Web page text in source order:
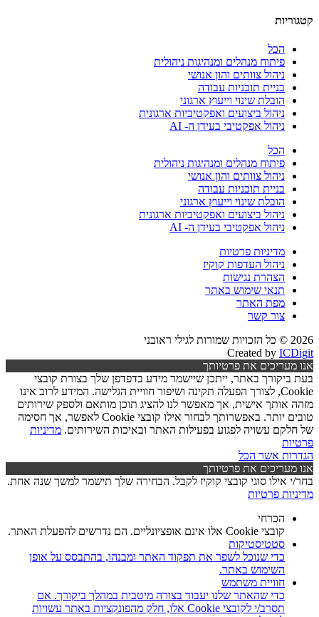
קטגוריות
הכל
פיתוח מנהלים ומנהיגות ניהולית
ניהול צוותים והון אנושי
בניית תוכניות עבודה
הובלת שינוי וייעוץ ארגוני
ניהול ביצועים ואפקטיביות ארגונית
ניהול אפקטיבי בעידן ה- AI
הכל
פיתוח מנהלים ומנהיגות ניהולית
ניהול צוותים והון אנושי
בניית תוכניות עבודה
הובלת שינוי וייעוץ ארגוני
ניהול ביצועים ואפקטיביות ארגונית
ניהול אפקטיבי בעידן ה- AI
מדיניות פרטיות
ניהול העדפות קוקיז
הצהרת נגישות
תנאי שימוש באתר
מפת האתר
צור קשר
2026 © כל הזכויות שמורות לגילי ראובני
Created by ICDigit
אנו מעריכים את פרטיותך
בעת ביקורך באתר, ייתכן שיישמר מידע בדפדפן שלך בצורת קובצי
Cookie, לצורך הפעלה תקינה ושיפור חוויית הגלישה. המידע לרוב אינו
מזהה אותך אישית, אך מאפשר לנו להציג תוכן מותאם ולספק שירותים
טובים יותר. באפשרותך לבחור אילו קובצי Cookie לאפשר, אך חסימה
של חלקם עשויה לפגוע בפעילות האתר ובאיכות השירותים. מדיניות
פרטיות
הגדרות אשר הכל
אנו מעריכים את פרטיותך
בחר/י אילו סוגי קובצי קוקיז לקבל. הבחירה שלך תישמר למשך שנה אחת.
מדיניות פרטיות
הכרחי
קובצי Cookie אלו אינם אופציונליים. הם נדרשים להפעלת האתר.
סטטיסטיקות
כדי שנוכל לשפר את תפקוד האתר ומבנהו, בהתבסס על אופן
השימוש באתר.
חוויית משתמש
כדי שהאתר שלנו יעבוד בצורה מיטבית במהלך ביקורך. אם
תסרב/י לקובצי Cookie אלו, חלק מהפונקציות באתר עשויות